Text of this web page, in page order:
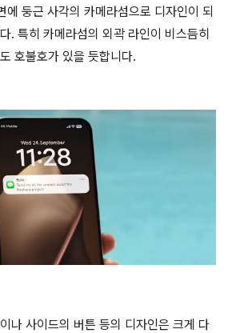
둥근 사각의 카메라섬으로 디자인이 되
. 특히 카메라섬의 외곽 라인이 비스듬히
호불호가 있을 듯합니다.
나 사이드의 버튼 등의 디자인은 크게 다